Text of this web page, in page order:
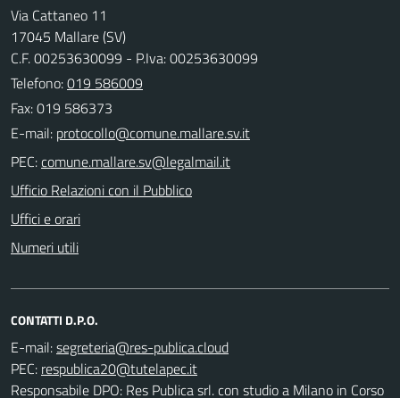
Via Cattaneo 11
17045 Mallare (SV)
C.F. 00253630099 - P.Iva: 00253630099
Telefono:019 586009
Fax: 019 586373
E-mail:
PEC:
Ufficio Relazioni con il Pubblico
Uffici e orari
Numeri utili
CONTATTI D.P.O.
E-mail:
PEC:
Responsabile DPO: Res Publica srl. con studio a Milano in Corso